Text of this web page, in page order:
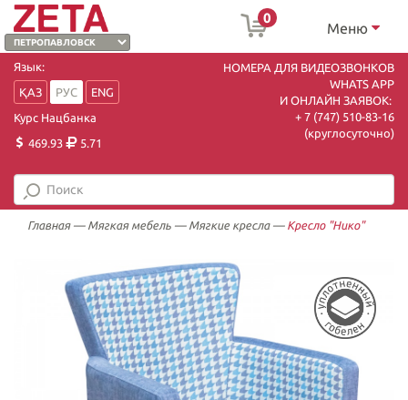
0
Меню
Язык:
ҚАЗ
РУС
ENG
Курс Нацбанка
469.93
5.71
НОМЕРА ДЛЯ ВИДЕОЗВОНКОВ
WHATS APP
И ОНЛАЙН ЗАЯВОК:
+ 7 (747) 510-83-16
(круглосуточно)
Главная— Мягкая мебель — Мягкие кресла— Кресло "Нико"